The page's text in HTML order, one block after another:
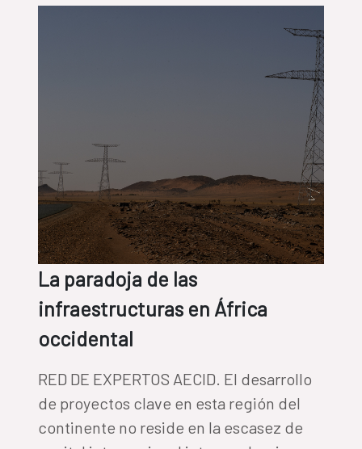
La paradoja de las
infraestructuras en África
occidental
RED DE EXPERTOS AECID. El desarrollo
de proyectos clave en esta región del
continente no reside en la escasez de